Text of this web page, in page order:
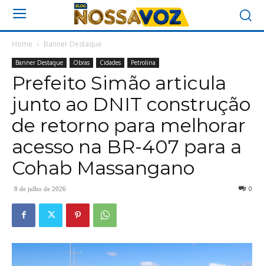
Home Banner Destaque
Banner Destaque Obras Cidades Petrolina
Prefeito Simão articula
junto ao DNIT construção
de retorno para melhorar
acesso na BR-407 para a
Cohab Massangano
8 de julho de 2026 0